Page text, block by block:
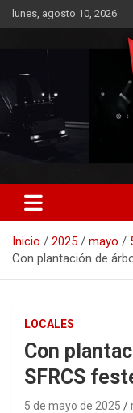
Saltar
al
lunes, agosto 10, 2026
RO
Inicio 2025 mayo
Con plantación de
LOCALES
Con
SFRCS
5 de mayo de 2025